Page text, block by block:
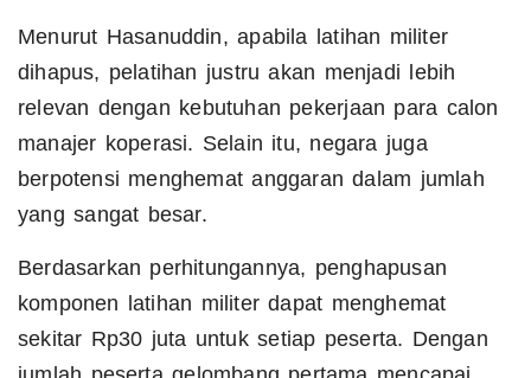
Menurut Hasanuddin, apabila latihan militer
dihapus, pelatihan justru akan menjadi lebih
relevan dengan kebutuhan pekerjaan para calon
manajer koperasi. Selain itu, negara juga
berpotensi menghemat anggaran dalam jumlah
yang sangat besar.
Berdasarkan perhitungannya, penghapusan
komponen latihan militer dapat menghemat
sekitar Rp30 juta untuk setiap peserta. Dengan